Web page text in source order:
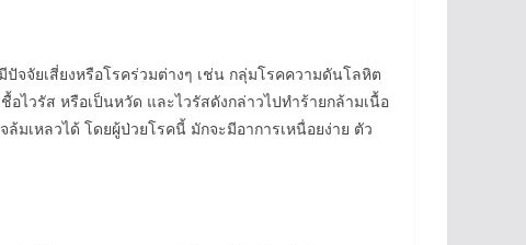
จจัยเสี่ยงหรือโรคร่วมต่างๆ เช่น กลุ่มโรคความดันโลหิต
อไวรัส หรือเป็นหวัด และไวรัสดังกล่าวไปทำร้ายกล้ามเนื้อ
มเหลวได้ โดยผู้ป่วยโรคนี้ มักจะมีอาการเหนื่อยง่าย ตัว